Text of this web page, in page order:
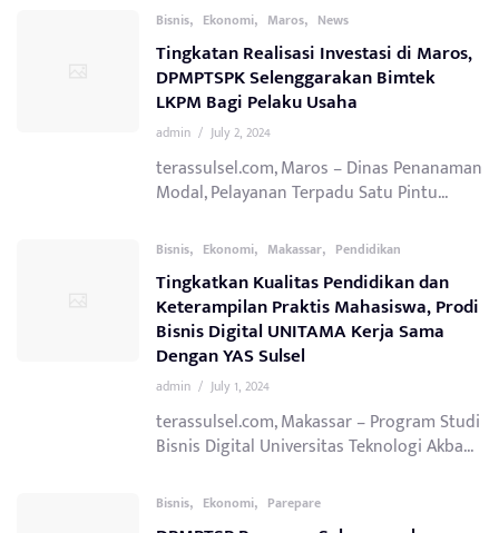
Bisnis, Ekonomi, Maros, News
Tingkatan Realisasi Investasi di Maros,
DPMPTSPK Selenggarakan Bimtek
LKPM Bagi Pelaku Usaha
admin / July 2, 2024
terassulsel.com, Maros – Dinas Penanaman
Modal, Pelayanan Terpadu Satu Pintu...
Bisnis, Ekonomi, Makassar, Pendidikan
Tingkatkan Kualitas Pendidikan dan
Keterampilan Praktis Mahasiswa, Prodi
Bisnis Digital UNITAMA Kerja Sama
Dengan YAS Sulsel
admin / July 1, 2024
terassulsel.com, Makassar – Program Studi
Bisnis Digital Universitas Teknologi Akba...
Bisnis, Ekonomi, Parepare